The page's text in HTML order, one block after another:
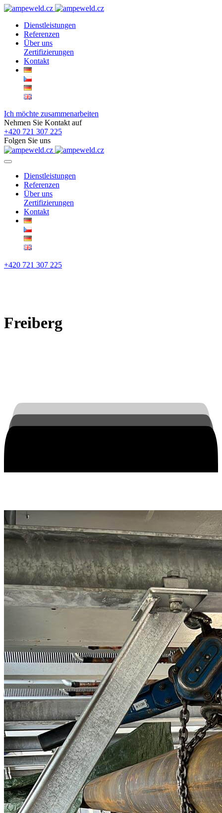
Dienstleistungen
Referenzen
Über uns
Zertifizierungen
Kontakt
Ich möchte zusammenarbeiten
Nehmen Sie Kontakt auf
+420 721 307 225
Folgen Sie uns
Dienstleistungen
Referenzen
Über uns
Zertifizierungen
Kontakt
+420 721 307 225
Freiberg